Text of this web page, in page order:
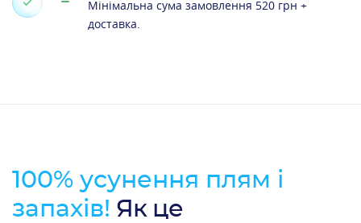
Мінімальна сума замовлення 520 грн +
доставка.
100% усунення плям і
запахів! Як це